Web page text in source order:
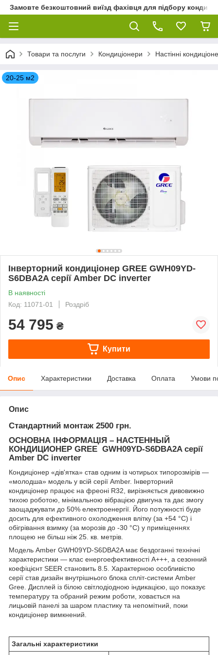
Замовте безкоштовний виїзд фахівця для підбору
Товари та послуги Кондиціонери Настінні
20-25 м2
Інверторний кондиціонер GREE GWH09YD-
S6DBA2A серії Amber DC inverter
В наявності
Код: 11071-01
Роздріб
54 795 ₴
Купити
Опис Характеристики Доставка Оплата Умови
Опис
Стандартний монтаж 2500 грн.
ОСНОВНА ІНФОРМАЦІЯ – НАСТЕННЫЙ
КОНДИЦИОНЕР GREE GWH09YD-S6DBA2A серії
Amber DC inverter
Кондиціонер «дів'ятка» став одним із чотирьох типорозмірів —
«молодша» модель у всій серії Amber. Інверторний
кондиціонер працює на фреоні R32, вирізняється дивовижно
тихою роботою, мінімальною вібрацією двигуна та дає змогу
заощаджувати до 50% електроенергії. Його потужності буде
досить для ефективного охолодження влітку (за +54 °C) і
обігрівання взимку (за морозів до -30 °C) у приміщеннях
площею не більш ніж 25. кв. метрів.
Модель Amber GWH09YD-S6DBA2A має бездоганні технічні
характеристики — клас енергоефективності А+++, а сезонний
коефіцієнт SEER становить 8.5. Характерною особливістю
серії став дизайн внутрішнього блока спліт-системи Amber
Gree. Дисплей із білою світлодіодною індикацією, що показує
температуру та обраний режим роботи, ховається на
лицьовій панелі за шаром пластику та непомітний, поки
кондиціонер вимкнений.
Загальні характеристики